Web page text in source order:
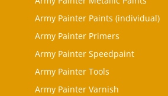
Army Painter Paints (individual)
Army Painter Primers
Army Painter Speedpaint
Army Painter Tools
Army Painter Varnish